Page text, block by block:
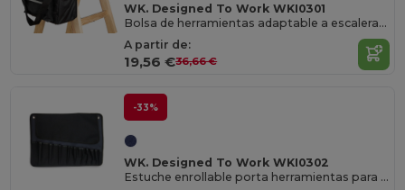
WK. Designed To Work WKI0301
Bolsa de herramientas adaptable a escaleras portátiles
A partir de:
19,56 €36,66 €
-33%
WK. Designed To Work WKI0302
Estuche enrollable porta herramientas para 10 piezas